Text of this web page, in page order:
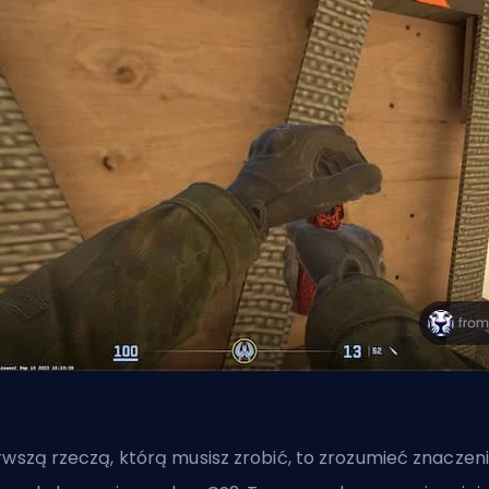
rzeczą, którą musisz zrobić, to zrozumieć